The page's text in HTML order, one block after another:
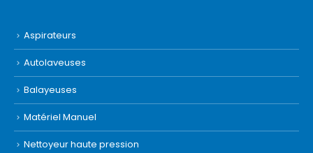
Aspirateurs
Autolaveuses
Balayeuses
Matériel Manuel
Nettoyeur haute pression